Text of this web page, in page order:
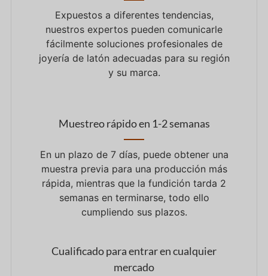
Expuestos a diferentes tendencias,
nuestros expertos pueden comunicarle
fácilmente soluciones profesionales de
joyería de latón adecuadas para su región
y su marca.
Muestreo rápido en 1-2 semanas
En un plazo de 7 días, puede obtener una
muestra previa para una producción más
rápida, mientras que la fundición tarda 2
semanas en terminarse, todo ello
cumpliendo sus plazos.
Cualificado para entrar en cualquier
mercado